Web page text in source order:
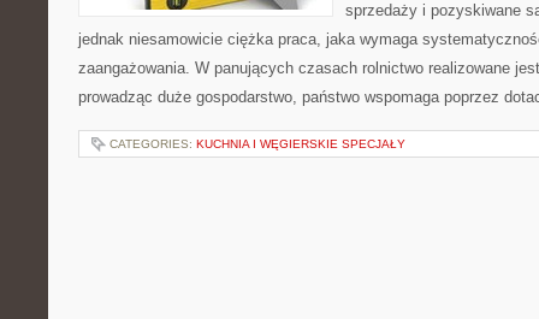
sprzedaży i pozyskiwane
jednak niesamowicie ciężka praca, jaka wymaga
zaangażowania. W panujących czasach rolnictwo realizowane
prowadząc duże gospodarstwo, państwo wspomaga poprzez
CATEGORIES: KUCHNIA I WĘGIERSKIE SPECJAŁY